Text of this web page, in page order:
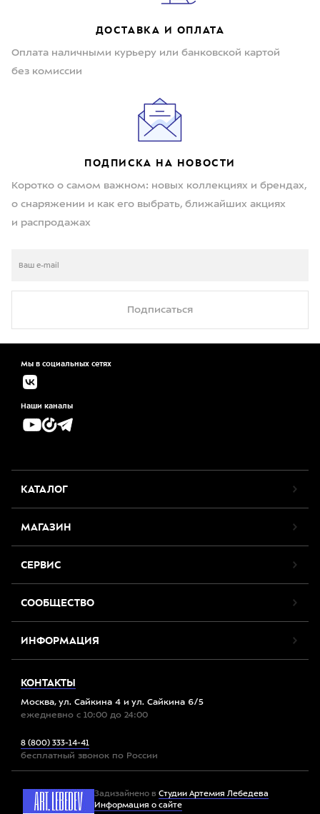
ДОСТАВКА И ОПЛАТА
Оплата наличными курьеру или банковской картой
без комиссии
ПОДПИСКА НА НОВОСТИ
Коротко о самом важном: новых коллекциях и брендах,
о снаряжении и как его выбрать, ближайших акциях
и распродажах
Подписаться
Мы в социальных сетях
Наши каналы
КАТАЛОГ
МАГАЗИН
СЕРВИС
СООБЩЕСТВО
ИНФОРМАЦИЯ
КОНТАКТЫ
Москва, ул. Сайкина 4 и ул. Сайкина 6/5
ежедневно с 10:00 до 24:00
8 (800) 333-14-41
бесплатный звонок по России
Задизайнено в Студии Артемия Лебедева
Информация о сайте